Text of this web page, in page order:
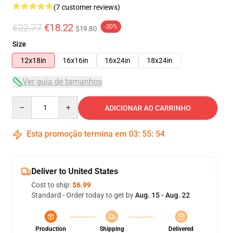
(7 customer reviews)
€22.77 €18.22 $19.80 -20%
Size
12x18in
16x16in 16x24in 18x24in
Ver guia de tamanhos
ADICIONAR AO CARRINHO
Esta promoção termina em 03: 55: 53
Deliver to United States
Cost to ship:$6.99
Standard - Order today to get byAug. 15 - Aug. 22
Production
Shipping
Delivered